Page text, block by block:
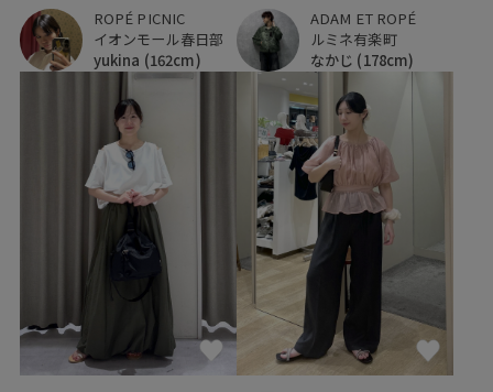
ROPÉ PICNIC
イオンモール春日部
yukina (162cm)
ADAM ET ROPÉ
ルミネ有楽町
なかじ (178cm)